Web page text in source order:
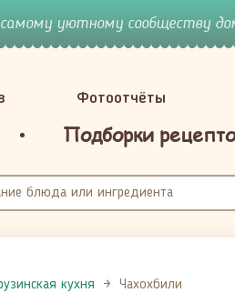
уютному сообществу
Фотоотчёты
Подборки
кухня Чахохбили